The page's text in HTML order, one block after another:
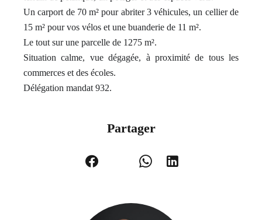
Un carport de 70 m² pour abriter 3 véhicules, un cellier de
15 m² pour vos vélos et une buanderie de 11 m².
Le tout sur une parcelle de 1275 m².
Situation calme, vue dégagée, à proximité de tous les
commerces et des écoles.
Délégation mandat 932.
Partager